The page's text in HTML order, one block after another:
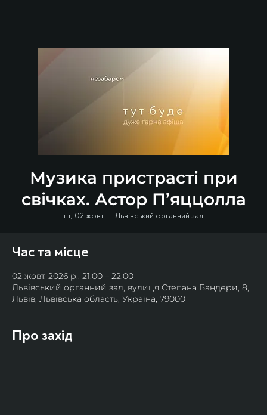
Музика пристрасті при
свічках. Астор П’яццолла
пт, 02 жовт.
  |
Львівський органний зал
Час та місце
02 жовт. 2026 р., 21:00 – 22:00
Львівський органний зал, вулиця Степана Бандери, 8,
Львів, Львівська область, Україна, 79000
Про захід